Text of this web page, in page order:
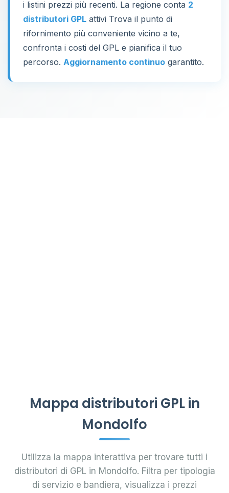
i listini prezzi più recenti. La regione conta 2
distributori GPL attivi Trova il punto di
rifornimento più conveniente vicino a te,
confronta i costi del GPL e pianifica il tuo
percorso. Aggiornamento continuo garantito.
Mappa distributori GPL in
Mondolfo
Utilizza la mappa interattiva per trovare tutti i
distributori di GPL in Mondolfo. Filtra per tipologia
di servizio e bandiera, visualizza i prezzi